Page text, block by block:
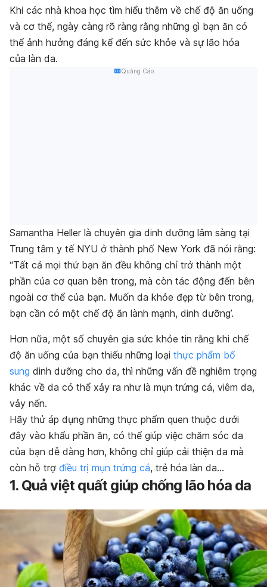
Khi các nhà khoa học tìm hiểu thêm về chế độ ăn uống
và cơ thể, ngày càng rõ ràng rằng những gì bạn ăn có
thể ảnh hưởng đáng kể đến sức khỏe và sự lão hóa
của làn da.
Quảng Cáo
Samantha Heller là chuyên gia dinh dưỡng lâm sàng tại
Trung tâm y tế NYU ở thành phố New York đã nói rằng:
“Tất cả mọi thứ bạn ăn đều không chỉ trở thành một
phần của cơ quan bên trong, mà còn tác động đến bên
ngoài cơ thể của bạn. Muốn da khỏe đẹp từ bên trong,
bạn cần có một chế độ ăn lành mạnh, dinh dưỡng’.
Hơn nữa, một số chuyên gia sức khỏe tin rằng khi chế
độ ăn uống của bạn thiếu những loại thực phẩm bổ
sung dinh dưỡng cho da, thì những vấn đề nghiêm trọng
khác về da có thể xảy ra như là mụn trứng cá, viêm da,
vảy nến.
Hãy thử áp dụng những thực phẩm quen thuộc dưới
đây vào khẩu phần ăn, có thể giúp việc chăm sóc da
của bạn dễ dàng hơn, không chỉ giúp cải thiện da mà
còn hỗ trợ điều trị mụn trứng cá, trẻ hóa làn da…
1. Quả việt quất giúp chống lão hóa da